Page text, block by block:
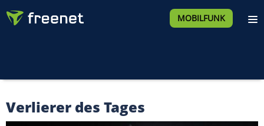
MOBILFUNK
Verlierer des Tages